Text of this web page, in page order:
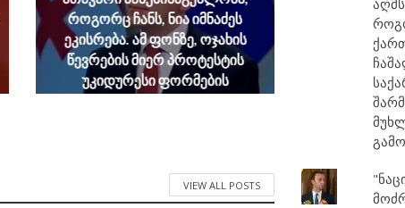
როგორც ჩანს, ნია იმნაძეს
ეკისრება. ამ ფონზე, ოჯახის
წევრების მიერ პროტესტის
უკიდურესი ფორმების
VIEW ALL POSTS